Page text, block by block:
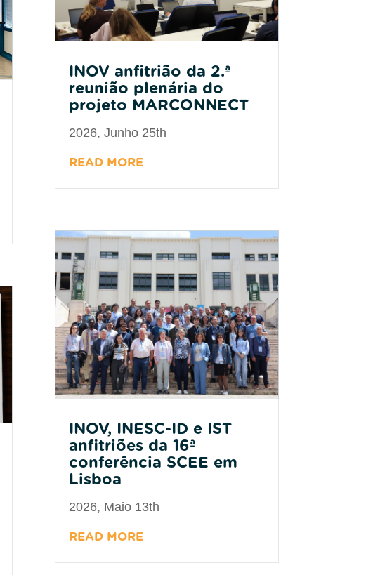
INOV anfitrião da 2.ª
reunião plenária do
projeto MARCONNECT
2026, Junho 25th
READ MORE
INOV, INESC-ID e IST
anfitriões da 16ª
conferência SCEE em
Lisboa
2026, Maio 13th
READ MORE